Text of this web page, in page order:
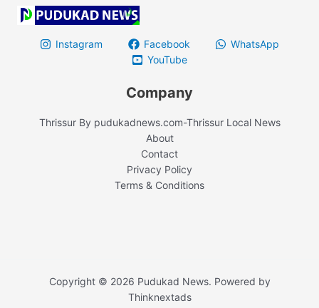
Instagram Facebook
WhatsApp
YouTube
Company
Thrissur By pudukadnews.com-Thrissur Local News
About
Contact
Privacy Policy
Terms & Conditions
Copyright © 2026 Pudukad News. Powered by
Thinknextads